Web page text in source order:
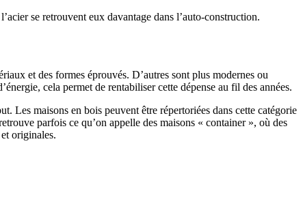
se retrouvent eux davantage dans l’auto-construction.
et des formes éprouvés. D’autres sont plus modernes ou
cela permet de rentabiliser cette dépense au fil des années.
Les maisons en bois peuvent être répertoriées dans cette catégorie
parfois ce qu’on appelle des maisons « container », où des
originales.